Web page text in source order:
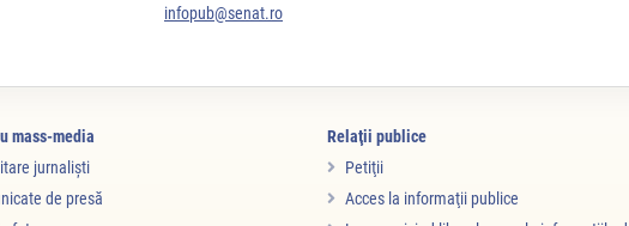
infopub@senat.ro
mass-media
jurnalişti
de presă
Relaţii publice
Petiţii
Acces la informaţii publice